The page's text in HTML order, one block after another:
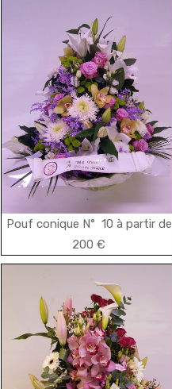
Pouf conique N° 10 à partir de
200 €